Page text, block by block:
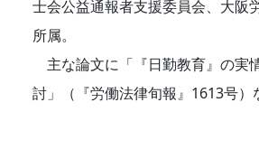
士会公益通報者支援委員会、大阪
所属。
主な論文に「『日勤教育』の実
討」（『労働法律旬報』1613号）